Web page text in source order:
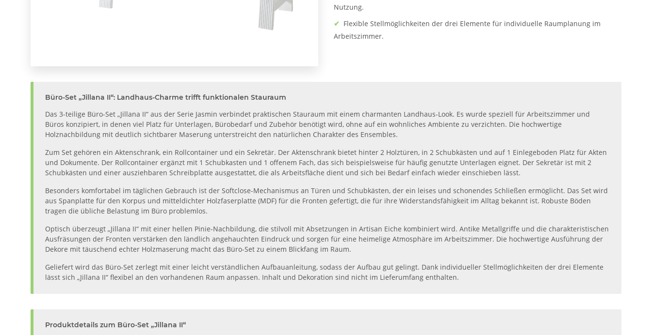
Nutzung.
✔ Flexible Stellmöglichkeiten der drei Elemente für individuelle Raumplanung im
Arbeitszimmer.
Büro-Set „Jillana II“: Landhaus-Charme trifft funktionalen Stauraum
Das 3-teilige Büro-Set „Jillana II“ aus der Serie Jasmin verbindet praktischen Stauraum mit einem charmanten Landhaus-Look. Es wurde speziell für Arbeitszimmer und
Büros konzipiert, in denen viel Platz für Unterlagen, Bürobedarf und Zubehör benötigt wird, ohne auf ein wohnliches Ambiente zu verzichten. Die hochwertige
Holznachbildung mit deutlich sichtbarer Maserung unterstreicht den natürlichen Charakter des Ensembles.
Zum Set gehören ein Aktenschrank, ein Rollcontainer und ein Sekretär. Der Aktenschrank bietet hinter 2 Holztüren, in 2 Schubkästen und auf 1 Einlegeboden Platz für Akten
und Dokumente. Der Rollcontainer ergänzt mit 1 Schubkasten und 1 offenem Fach, das sich beispielsweise für häufig genutzte Unterlagen eignet. Der Sekretär ist mit 2
Schubkästen und einer ausziehbaren Schreibplatte ausgestattet, die als Arbeitsfläche dient und sich bei Bedarf einfach wieder einschieben lässt.
Besonders komfortabel im täglichen Gebrauch ist der Softclose-Mechanismus an Türen und Schubkästen, der ein leises und schonendes Schließen ermöglicht. Das Set wird
aus Spanplatte für den Korpus und mitteldichter Holzfaserplatte (MDF) für die Fronten gefertigt, die für ihre Widerstandsfähigkeit im Alltag bekannt ist. Robuste Böden
tragen die übliche Belastung im Büro problemlos.
Optisch überzeugt „Jillana II“ mit einer hellen Pinie-Nachbildung, die stilvoll mit Absetzungen in Artisan Eiche kombiniert wird. Antike Metallgriffe und die charakteristischen
Ausfräsungen der Fronten verstärken den ländlich angehauchten Eindruck und sorgen für eine heimelige Atmosphäre im Arbeitszimmer. Die hochwertige Ausführung der
Dekore mit täuschend echter Holzmaserung macht das Büro-Set zu einem Blickfang im Raum.
Geliefert wird das Büro-Set zerlegt mit einer leicht verständlichen Aufbauanleitung, sodass der Aufbau gut gelingt. Dank individueller Stellmöglichkeiten der drei Elemente
lässt sich „Jillana II“ flexibel an den vorhandenen Raum anpassen. Inhalt und Dekoration sind nicht im Lieferumfang enthalten.
Produktdetails zum Büro-Set „Jillana II“